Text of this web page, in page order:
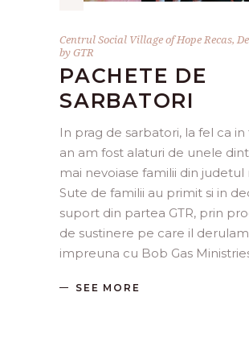
Centrul Social Village of Hope Recas,
byGTR
PACHETE DE
SARBATORI
In prag de sarbatori, la fel ca
an am fost alaturi de unele
mai nevoiase familii din judetul
Sute de familii au primit si in
suport din partea GTR, prin
de sustinere pe care il derulam
impreuna cu Bob Gas
SEE MORE